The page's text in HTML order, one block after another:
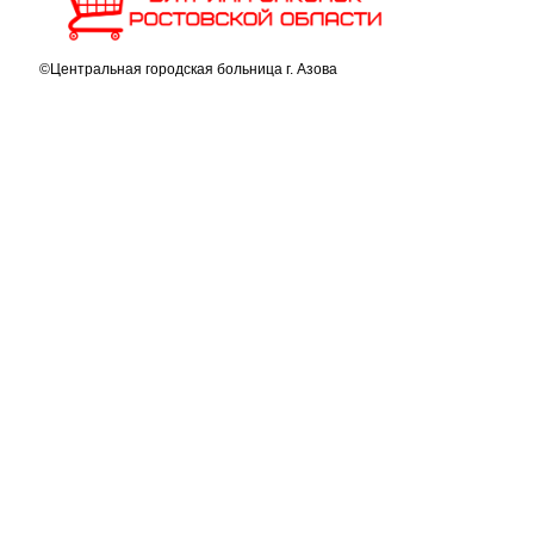
©Центральная городская больница г. Азова